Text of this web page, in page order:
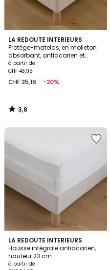
LA REDOUTE INTERIEURS
Protège-matelas, en molleton
absorbant, antiacarien et
imperméable, bonnet 25 cm
à partir de
CHF 43,95
CHF 35,16 -20%
3,8
/ 5
3,8
/
LA REDOUTE INTERIEURS
Housse intégrale antiacarien,
hauteur 23 cm
à partir de
2
/
5